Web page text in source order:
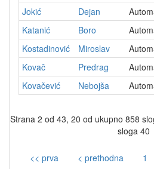
Jokić
Dejan
Katanić
Boro
Kostadinović
Miroslav
Kovač
Predrag
Kovačević
Nebojša
Strana 2 od 43, 20 od ukupno 858
sloga 40
<< prva < prethodna 1